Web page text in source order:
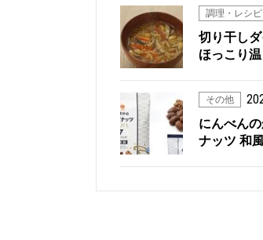
調理・レシピ
切り干し
ほっこり
その他
にんべん
ナッツ 和